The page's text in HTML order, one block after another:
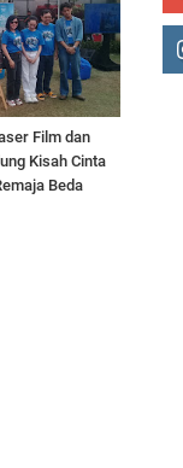
Film dan
Kisah Cinta
Beda